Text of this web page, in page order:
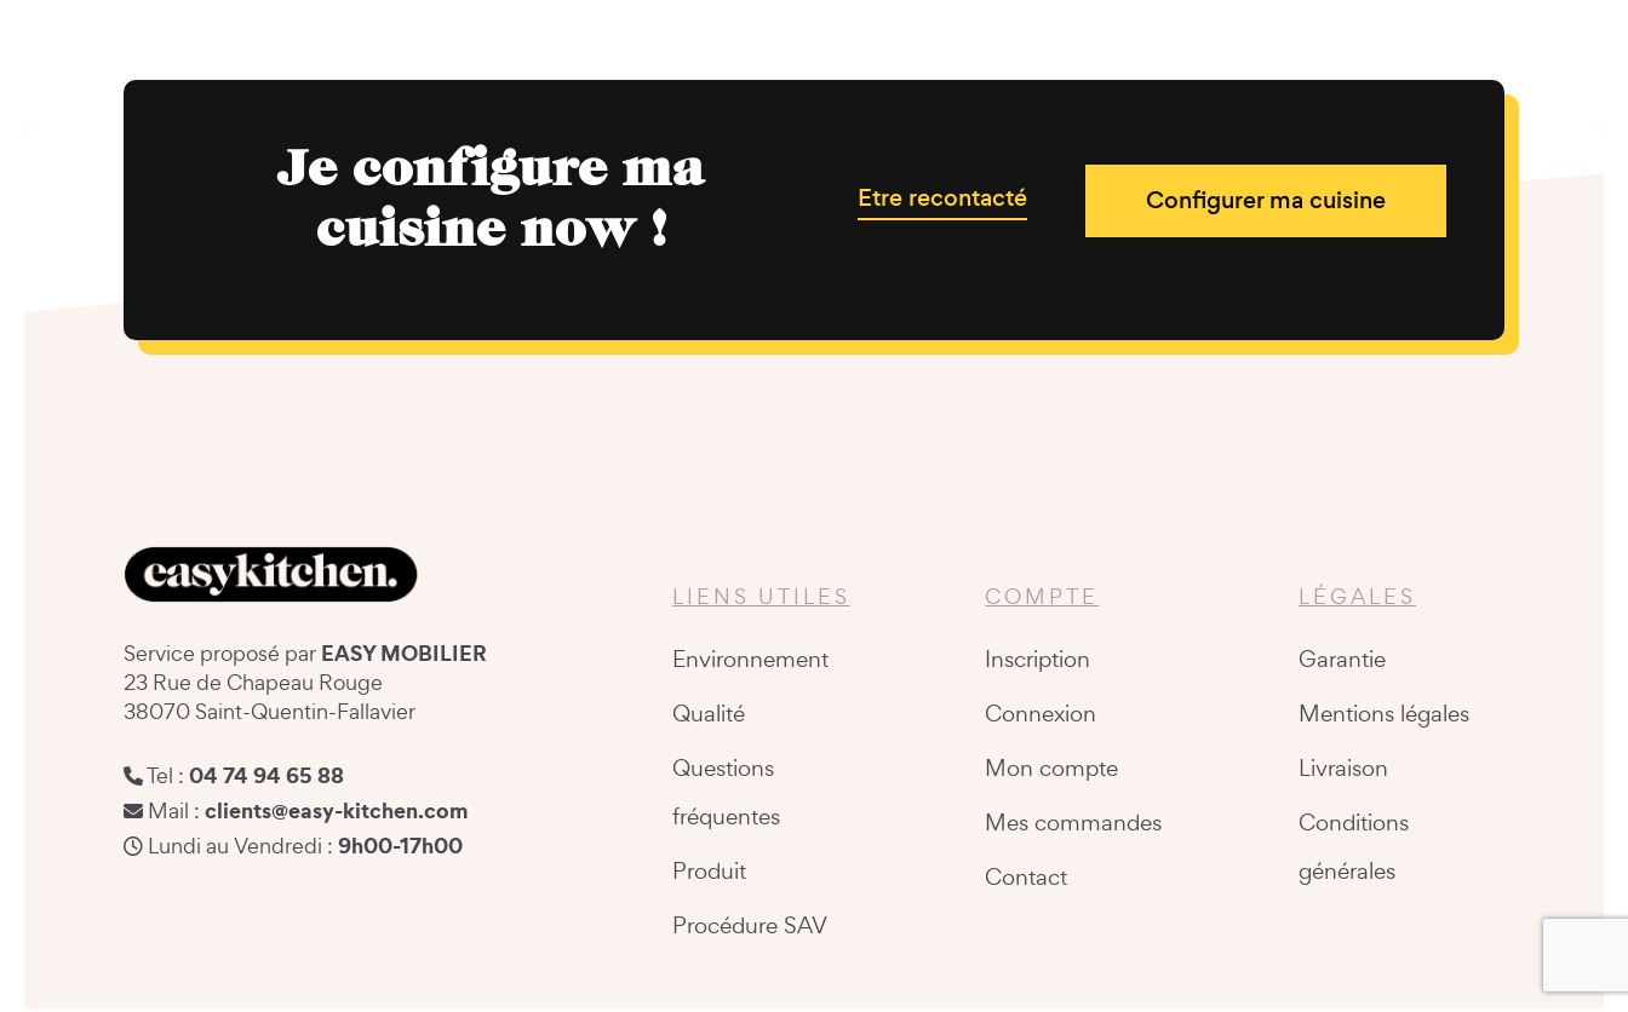
Je configure ma
cuisine now !
Etre recontacté Configurer ma cuisine
Service proposé par EASY MOBILIER
23 Rue de Chapeau Rouge
38070 Saint-Quentin-Fallavier
Tel : 04 74 94 65 88
Mail : clients@easy-kitchen.com
Lundi au Vendredi : 9h00-17h00
LIENS UTILES
Environnement
Qualité
Questions
fréquentes
Produit
Procédure SAV
COMPTE
Inscription
Connexion
Mon compte
Mes commandes
Contact
LÉGALES
Garantie
Mentions légales
Livraison
Conditions
générales